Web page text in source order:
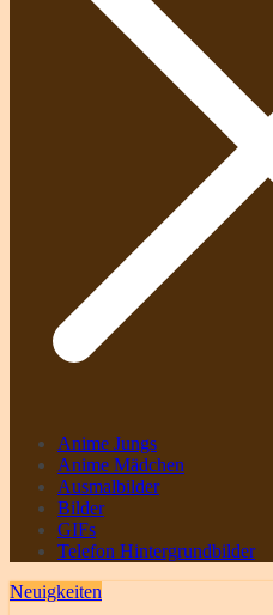
Anime Jungs
Anime Mädchen
Ausmalbilder
Bilder
GIFs
Telefon Hintergrundbilder
Neuigkeiten